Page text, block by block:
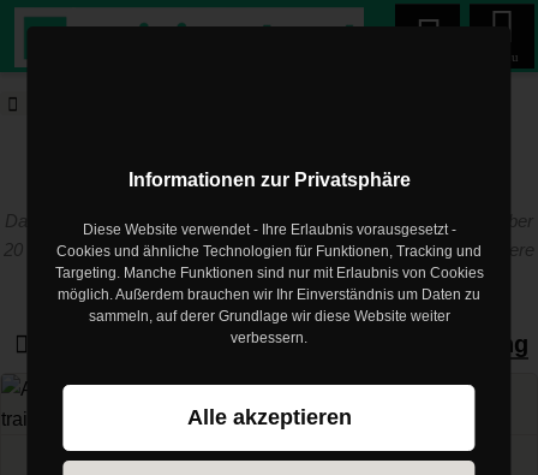
Menu
trainingsland.de Blog
Das Training muss zum Menschen passen! Die Erfahrung aus über
20 Jahren als Trainer und Physiotherapeut im Profisport sind unsere
Basis
Artikel zum ThemaFitnessstudio Marketing
apps
Informationen zur Privatsphäre
Diese Website verwendet - Ihre Erlaubnis vorausgesetzt -
Cookies und ähnliche Technologien für Funktionen, Tracking und
Targeting. Manche Funktionen sind nur mit Erlaubnis von Cookies
möglich. Außerdem brauchen wir Ihr Einverständnis um Daten zu
sammeln, auf derer Grundlage wir diese Website weiter
verbessern.
Alle akzeptieren